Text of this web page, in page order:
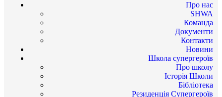
Про нас
SHWA
Команда
Документи
Контакти
Новини
Школа супергероїв
Про школу
Історія Школи
Бібліотека
Резиденція Супергероїв